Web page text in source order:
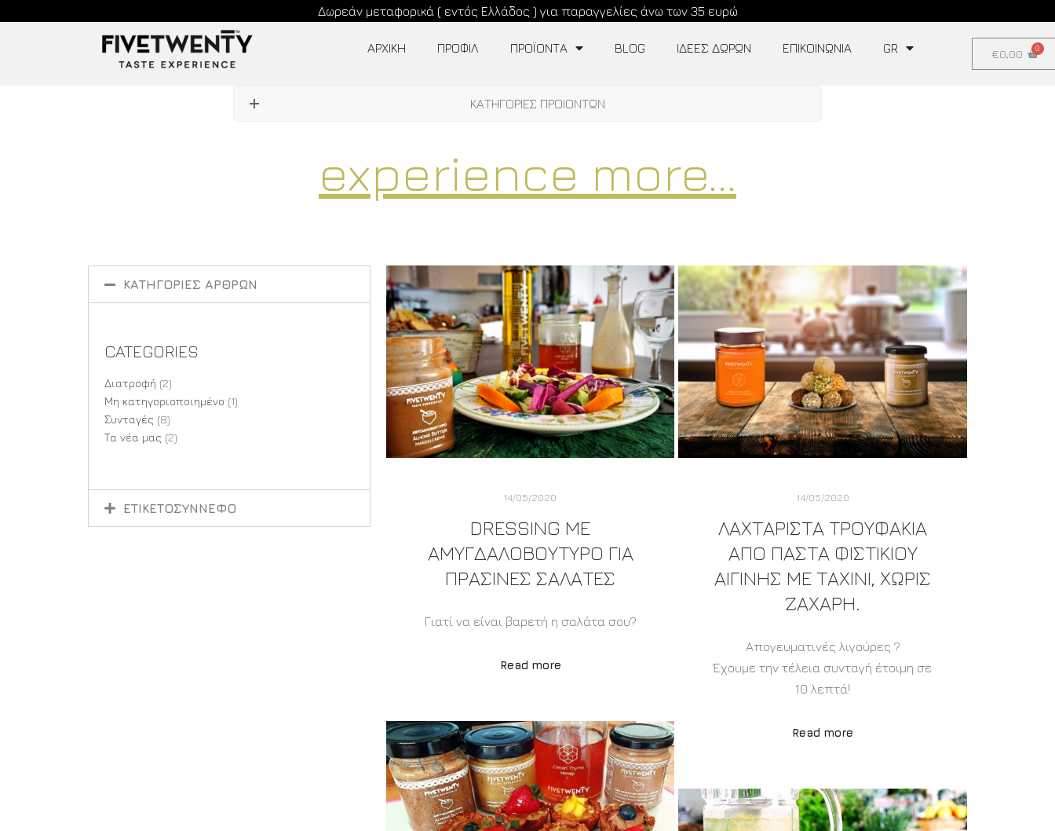
Δωρεάν μεταφορικά ( εντός Ελλάδος ) για παραγγελίες άνω των 35 ευρώ
ΑΡΧΙΚΉ ΠΡΟΦΊΛ ΠΡΟΪΟΝΤΑ BLOG ΙΔΕΕΣ ΔΩΡΩΝ ΕΠΙΚΟΙΝΩΝΊΑ GR €0,00
ΚΑΤΗΓΟΡΙΕΣ ΠΡΟΙΟΝΤΩΝ
experience more...
ΚΑΤΗΓΟΡΙΕΣ ΑΡΘΡΩΝ
CATEGORIES
Διατροφή (2)
Μη κατηγοριοποιημένο (1)
Συνταγές (8)
Τα νέα μας (2)
ΕΤΙΚΕΤΟΣΥΝΝΕΦΟ
14/05/2020
DRESSING ΜΕ
ΑΜΥΓΔΑΛΟΒΟΥΤΥΡΟ ΓΙΑ
ΠΡΆΣΙΝΕΣ ΣΑΛΆΤΕΣ
Γιατί να είναι βαρετή η σαλάτα σου?
Read more
14/05/2020
ΛΑΧΤΑΡΙΣΤΑ ΤΡΟΥΦΑΚΙΑ
ΑΠΟ ΠΑΣΤΑ ΦΙΣΤΙΚΙΟΥ
ΑΙΓΙΝΗΣ ΜΕ ΤΑΧΙΝΙ, ΧΩΡΙΣ
ΖΑΧΑΡΗ.
Απογευματινές λιγούρες ?
Έχουμε την τέλεια συνταγή έτοιμη σε
10 λεπτά!
Read more